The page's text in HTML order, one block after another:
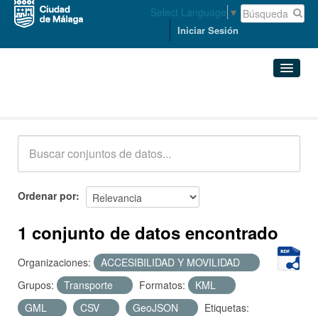
Select Language ▼
Iniciar Sesión
Acerca de
Ordenar por
1 conjunto de datos encontrado
Organizaciones:
ACCESIBILIDAD Y MOVILIDAD
Grupos:
Transporte Formatos:
KML
GML
CSV GeoJSON
Etiquetas: